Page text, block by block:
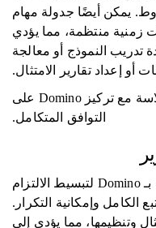
يمكن أيضًا جدولة مهام
زمنية منتظمة، مما يؤدي
تدريب النموذج أو معالجة
أو إعداد تقارير الامتثال.
تتوافق أدوات التنسيق هذه بسلاسة مع تركيز Domino على
التوافق المتكامل.
تم تصميم إمكانيات التدقيق الخاصة بـ Domino لتبسيط الالتزام
الكامل وإمكانية التكرار.
وتنظيمها، مما يؤدي إلى